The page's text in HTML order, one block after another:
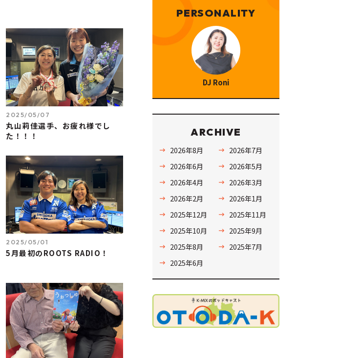
2025/05/07
丸山莉佳選手、お疲れ様でし
た！！！
2025/05/01
5月最初のROOTS RADIO！
PERSONALITY
DJ Roni
ARCHIVE
2026年8月
2026年7月
2026年6月
2026年5月
2026年4月
2026年3月
2026年2月
2026年1月
2025年12月
2025年11月
2025年10月
2025年9月
2025年8月
2025年7月
2025年6月